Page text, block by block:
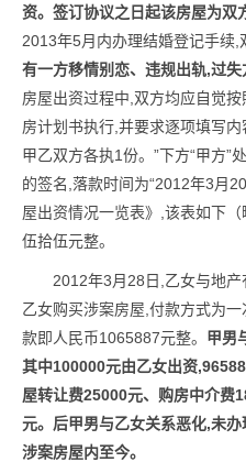
资。签订协议之日起该房屋为双
2013年5月内办理结婚登记手续,
有一方移情别恋、违规出轨,过
房屋出资过程中,双方均应自觉
房计划书执行,并要求逐项填写
甲乙双方各执1份。”下方“甲方”
的签名,落款时间为“2012年3月
屋出资情况一览表》,该表如下
伍拾伍元整。
2012年3月28日,乙女与地产
乙女购买涉案房屋,付款方式为
款即人民币1065887元整。 甲男
其中100000元由乙女出资
屋转让费25000元、购房中介费
元。后甲男与乙女关系恶化,未
涉案房屋内至今。